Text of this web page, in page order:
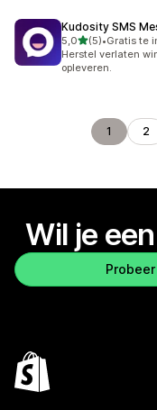
Kudosity SMS
5,0van 5 sterren
(5)
5 recensies in
•Gratis te
Herstel verlaten
opleveren.
1 2
Wil je